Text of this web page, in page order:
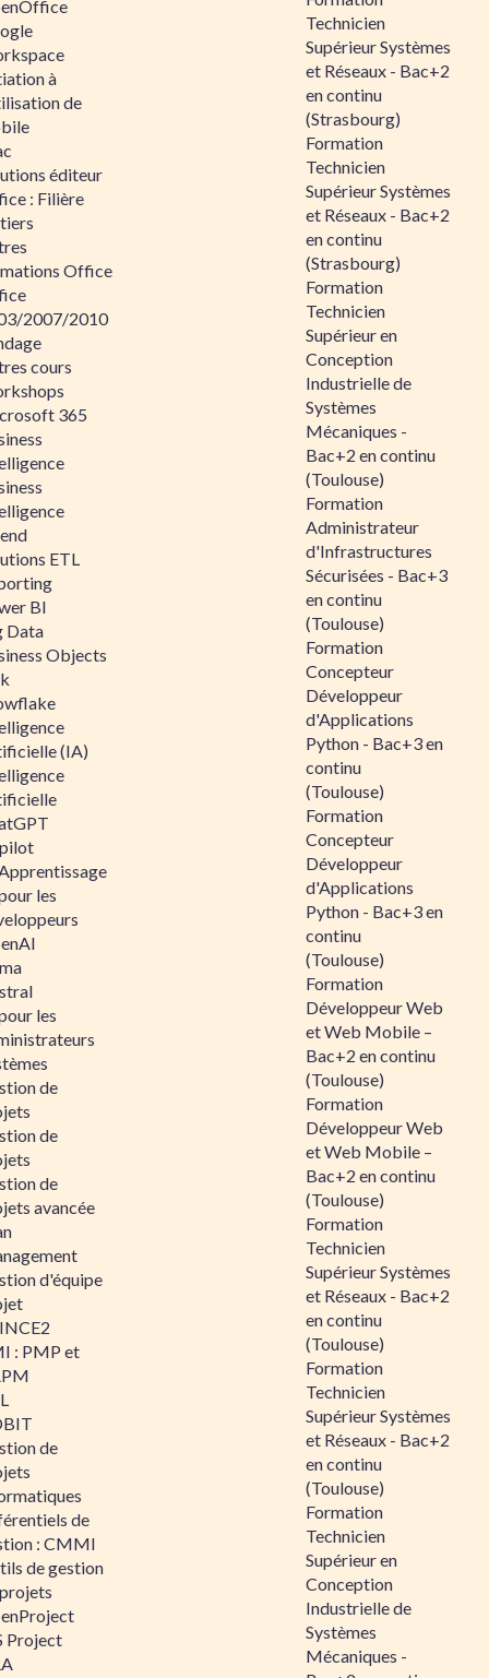
à
de
éditeur
: Filière
Office
2007/2010
cours
365
ETL
BI
Data
Objects
(IA)
les
les
de
de
de
avancée
d'équipe
: PMP et
de
de
: CMMI
de gestion
Project
Technicien
Supérieur Systèmes
et Réseaux - Bac+2
en continu
(Strasbourg)
Formation
Technicien
Supérieur Systèmes
et Réseaux - Bac+2
en continu
(Strasbourg)
Formation
Technicien
Supérieur en
Conception
Industrielle de
Systèmes
Mécaniques -
Bac+2 en continu
(Toulouse)
Formation
Administrateur
d'Infrastructures
Sécurisées - Bac+3
en continu
(Toulouse)
Formation
Concepteur
Développeur
d'Applications
Python - Bac+3 en
continu
(Toulouse)
Formation
Concepteur
Développeur
d'Applications
Python - Bac+3 en
continu
(Toulouse)
Formation
Développeur Web
et Web Mobile –
Bac+2 en continu
(Toulouse)
Formation
Développeur Web
et Web Mobile –
Bac+2 en continu
(Toulouse)
Formation
Technicien
Supérieur Systèmes
et Réseaux - Bac+2
en continu
(Toulouse)
Formation
Technicien
Supérieur Systèmes
et Réseaux - Bac+2
en continu
(Toulouse)
Formation
Technicien
Supérieur en
Conception
Industrielle de
Systèmes
Mécaniques -